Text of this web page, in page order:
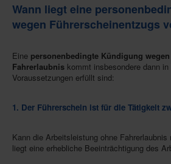
Wann liegt eine
wegen Führerscheinentzugs
Eine personenbedingte Kündigung
Fahrerlaubnis kommt insbesondere dann
Voraussetzungen erfüllt sind:
1. Der Führerschein ist für die Tätigkeit
Kann die Arbeitsleistung ohne Fahrerlaubnis
liegt eine erhebliche Beeinträchtigung des